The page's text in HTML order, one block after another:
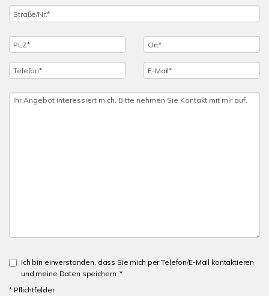
Ich bin einverstanden, dass Sie mich per Telefon/E-Mail kontaktieren
und meine Daten speichern. *
* Pflichtfelder